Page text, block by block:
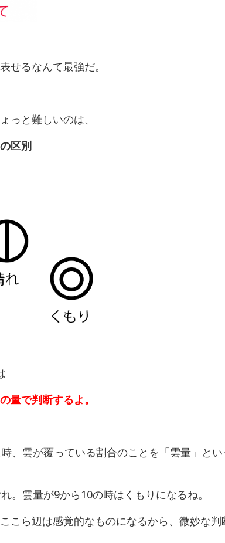
せるなんて最強だ。
っと難しいのは、
区別
量で判断するよ。
、雲が覆っている割合のことを「雲量」と
。雲量が9から10の時はくもりになるね。
こら辺は感覚的なものになるから、微妙な判